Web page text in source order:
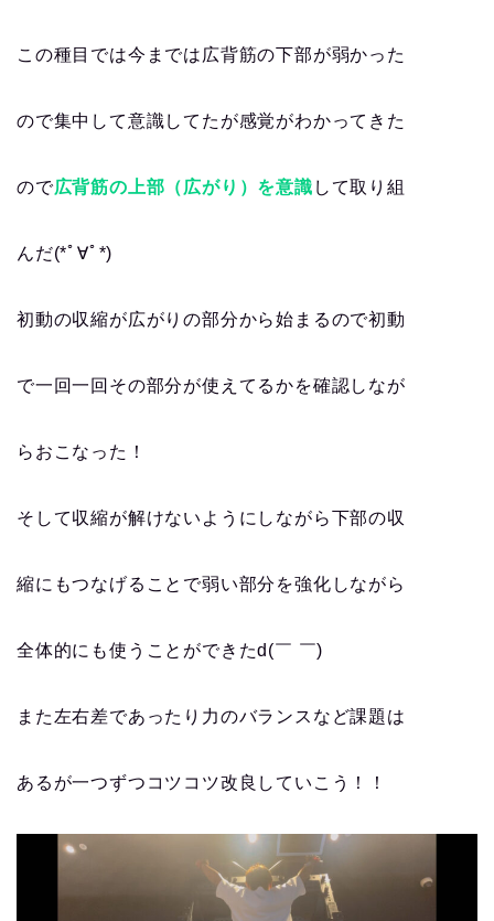
この種目では今までは広背筋の下部が弱かった
ので集中して意識してたが感覚がわかってきた
ので広背筋の上部（広がり）を意識 して取り組
んだ(*ﾟ∀ﾟ*)
初動の収縮が広がりの部分から始まるので初動
で一回一回その部分が使えてるかを確認しなが
らおこなった！
そして収縮が解けないようにしながら下部の収
縮にもつなげることで弱い部分を強化しながら
全体的にも使うことができたd(￣ ￣)
また左右差であったり力のバランスなど課題は
あるが一つずつコツコツ改良していこう！！